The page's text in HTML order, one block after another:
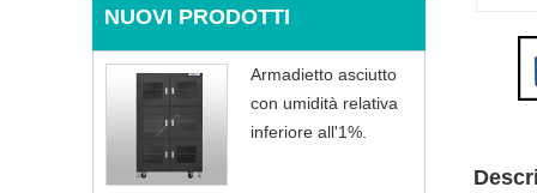
NUOVI PRODOTTI
Armadietto asciutto
con umidità relativa
inferiore all'1%.